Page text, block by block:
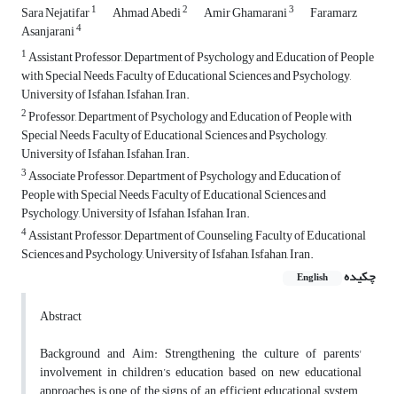
Sara Nejatifar1 Ahmad Abedi2 Amir Ghamarani3 Faramarz
Asanjarani4
1Assistant Professor, Department of Psychology and Education of People
with Special Needs, Faculty of Educational Sciences and Psychology,
University of Isfahan, Isfahan, Iran.
2Professor, Department of Psychology and Education of People with
Special Needs, Faculty of Educational Sciences and Psychology,
University of Isfahan, Isfahan, Iran.
3Associate Professor, Department of Psychology and Education of
People with Special Needs, Faculty of Educational Sciences and
Psychology, University of Isfahan, Isfahan, Iran.
4Assistant Professor, Department of Counseling, Faculty of Educational
Sciences and Psychology, University of Isfahan, Isfahan, Iran.
چکیده
English
Abstract
Background and Aim: Strengthening the culture of parents'
involvement in children’s education based on new educational